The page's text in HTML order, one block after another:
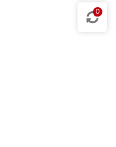
0